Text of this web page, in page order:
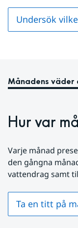
Undersök
Månadens väder
Hur var
Varje månad
den gångna
vattendrag samt
Ta en titt på